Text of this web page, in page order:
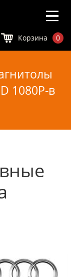
Корзина 0
1080P-в